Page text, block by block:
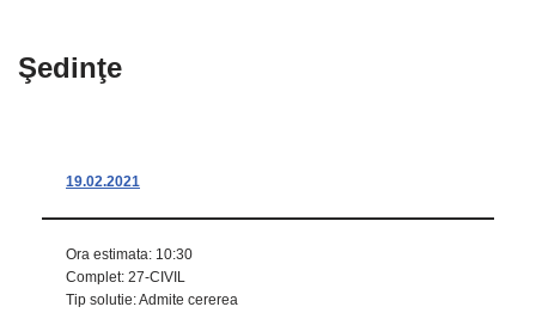
Şedinţe
19.02.2021
Ora estimata: 10:30
Complet: 27-CIVIL
Tip solutie: Admite cererea